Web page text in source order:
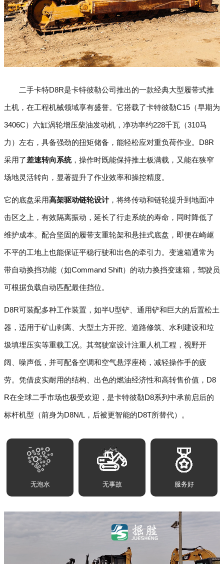
二手卡特D8R是卡特彼勒公司推出的一款经典大型履带式推
土机，在工程机械领域享有盛誉。它搭载了卡特彼勒C15（早期为
3406C）六缸涡轮增压柴油发动机，净功率约228千瓦（310马
力）左右，具备强劲的扭矩储备，能轻松应对重负荷作业。D8R
采用了差速转向系统，操作时既能保持推土板满载，又能在狭窄
场地灵活转向，显著提升了作业效率和操控精度。
它的底盘采用高架驱动链轮设计，将终传动和链轮提升到地面冲
击区之上，有效隔离振动，延长了行走系统的寿命，同时降低了
维护成本。配合坚固的履带支重轮架和悬挂式底盘，即便在崎岖
不平的工地上也能保证平稳行驶和出色的牵引力。变速箱通常为
带自动换挡功能（如Command Shift）的动力换挡变速箱，驾驶员
可根据负载自动匹配最佳挡位。
D8R可装配多种工作装置，如半U型铲、通用铲和巨大的后置松土
器，适用于矿山剥离、大型土方开挖、道路修筑、水利建设和垃
圾填埋压实等重载工况。其驾驶室设计注重人机工程，视野开
阔、噪声低，并可配备空调和空气悬浮座椅，减轻操作手的疲
劳。凭借皮实耐用的结构、出色的燃油经济性和高转售价值，D8
R在全球二手市场也极受欢迎，是卡特彼勒D8系列中承前启后的
标杆机型（前身为D8N/L，后被更智能的D8T所替代）。
无泡水 无事故 服务好